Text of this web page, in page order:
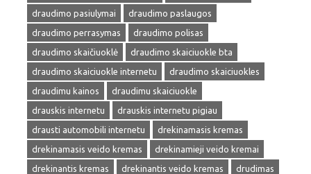
draudimo pasiulymai
draudimo paslaugos
draudimo perrasymas
draudimo polisas
draudimo skaičiuoklė
draudimo skaiciuokle bta
draudimo skaiciuokle internetu
draudimo skaiciuokles
draudimu kainos
draudimu skaiciuokle
drauskis internetu
drauskis internetu pigiau
drausti automobili internetu
drekinamasis kremas
drekinamasis veido kremas
drekinamieji veido kremai
drekinantis kremas
drekinantis veido kremas
drudimas